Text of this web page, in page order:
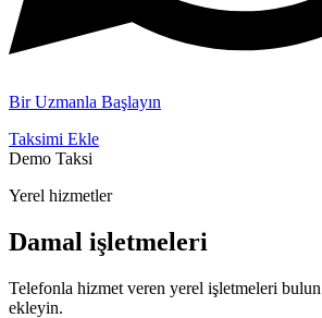
Bir Uzmanla Başlayın
Taksimi Ekle
Demo Taksi
Yerel hizmetler
Damal işletmeleri
Telefonla hizmet veren yerel işletmeleri
ekleyin.